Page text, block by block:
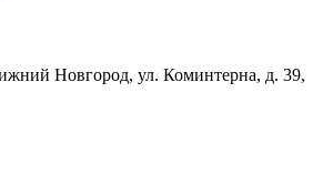
Новгород, ул. Коминтерна, д. 39,